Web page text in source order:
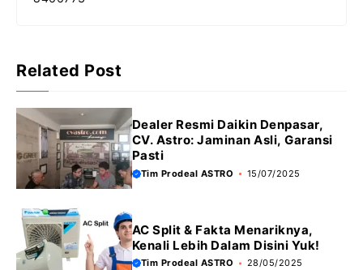
Related Post
Dealer Resmi Daikin Denpasar,
CV. Astro: Jaminan Asli, Garansi
Pasti
Tim Prodeal ASTRO 15/07/2025
AC Split & Fakta Menariknya,
Kenali Lebih Dalam Disini Yuk!
Tim Prodeal ASTRO 28/05/2025